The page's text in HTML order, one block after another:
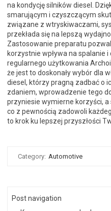
na kondycję silników diesel.
smarującym i czyszczącym
związane z wtryskiwaczami,
przekłada się na lepszą
Zastosowanie preparatu
korzystnie wpływa na spalanie
regularnego użytkowania
że jest to doskonały wybór dla
diesel, którzy pragną zadbać o
zdaniem, wprowadzenie tego
przyniesie wymierne korzyści, a
co z pewnością zadowoli
to krok ku lepszej przyszłości
Category: Automotive
Post navigation